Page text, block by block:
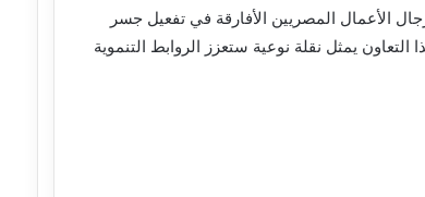
الأعمال المصريين الأفارقة في تفعيل جسر
يمثل نقلة نوعية ستعزز الروابط التنموية